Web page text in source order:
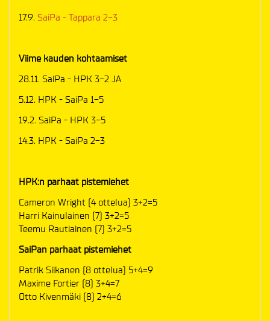
17.9. SaiPa - Tappara 2-3
Viime kauden kohtaamiset
28.11. SaiPa - HPK 3-2 JA
5.12. HPK - SaiPa 1-5
19.2. SaiPa - HPK 3-5
14.3. HPK - SaiPa 2-3
HPK:n parhaat pistemiehet
Cameron Wright (4 ottelua) 3+2=5
Harri Kainulainen (7) 3+2=5
Teemu Rautiainen (7) 3+2=5
SaiPan parhaat pistemiehet
Patrik Siikanen (8 ottelua) 5+4=9
Maxime Fortier (8) 3+4=7
Otto Kivenmäki (8) 2+4=6